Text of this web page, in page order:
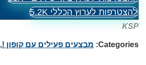
להצטרפות לערוץ הכללי 5.2K
KSP
Categories: מבצעים פעילים עם קופון !,